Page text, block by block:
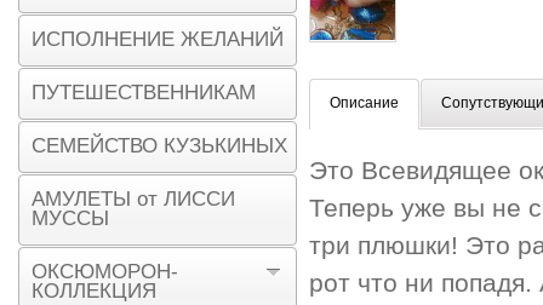
Описание
Это Всевидящее
Теперь уже вы не
три плюшки! Это
рот что ни
ИСПОЛНЕНИЕ ЖЕЛАНИЙ
ПУТЕШЕСТВЕННИКАМ
СЕМЕЙСТВО КУЗЬКИНЫХ
АМУЛЕТЫ от ЛИССИ
МУССЫ
ОКСЮМОРОН-
КОЛЛЕКЦИЯ